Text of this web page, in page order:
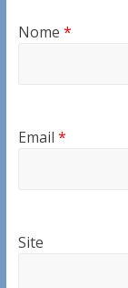
Nome *
Email *
Site